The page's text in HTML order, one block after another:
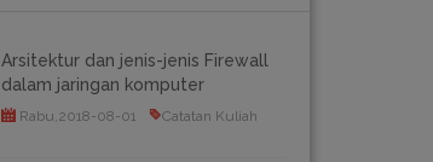
Arsitektur dan jenis-jenis Firewall
dalam jaringan komputer
Rabu,2018-08-01 Catatan Kuliah